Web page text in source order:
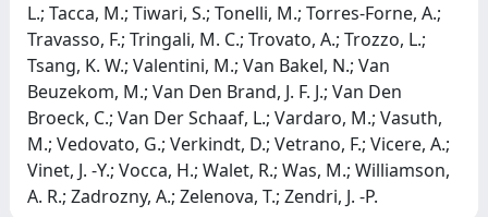
L.; Tacca, M.; Tiwari, S.; Tonelli, M.; Torres-Forne, A.;
Travasso, F.; Tringali, M. C.; Trovato, A.; Trozzo, L.;
Tsang, K. W.; Valentini, M.; Van Bakel, N.; Van
Beuzekom, M.; Van Den Brand, J. F. J.; Van Den
Broeck, C.; Van Der Schaaf, L.; Vardaro, M.; Vasuth,
M.; Vedovato, G.; Verkindt, D.; Vetrano, F.; Vicere, A.;
Vinet, J. -Y.; Vocca, H.; Walet, R.; Was, M.; Williamson,
A. R.; Zadrozny, A.; Zelenova, T.; Zendri, J. -P.